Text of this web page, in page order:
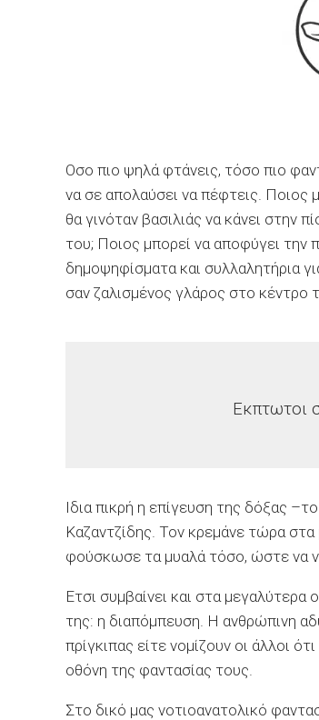
Οσο πιο ψηλά φτάνεις, τόσο πιο
να σε απολαύσει να πέφτεις. Ποιος
θα γινόταν βασιλιάς να κάνει στην
του; Ποιος μπορεί να αποφύγει την
δημοψηφίσματα και συλλαλητήρια
σαν ζαλισμένος γλάρος στο κέντρο
Εκπτωτοι
Ιδια πικρή η επίγευση της δόξας
Καζαντζίδης. Τον κρεμάνε τώρα
φούσκωσε τα μυαλά τόσο, ώστε να
Ετσι συμβαίνει και στα
της: η διαπόμπευση. Η ανθρώπινη
πρίγκιπας είτε νομίζουν οι άλλοι
οθόνη της φαντασίας τους.
Στο δικό μας νοτιοανατολικό